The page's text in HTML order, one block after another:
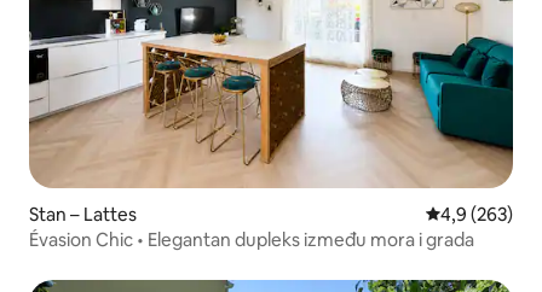
Stan – Lattes Prosječna
4,9 (263)
Évasion Chic • Elegantan dupleks između mora i grada